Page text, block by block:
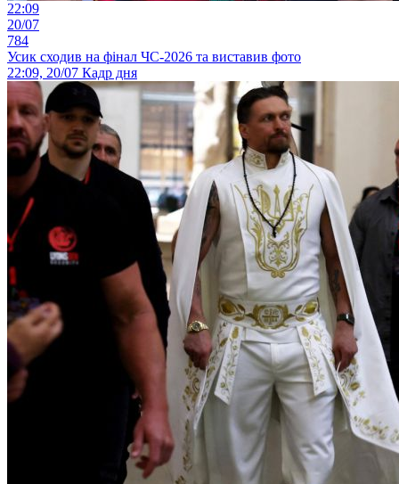
22:09
20/07
784
Усик сходив на фінал ЧС-2026 та виставив фото
22:09, 20/07 Кадр дня